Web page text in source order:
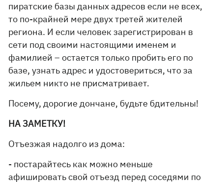
пиратские базы данных адресов если не всех,
то по-крайней мере двух третей жителей
региона. И если человек зарегистрирован в
сети под своими настоящими именем и
фамилией – остается только пробить его по
базе, узнать адрес и удостовериться, что за
жильем никто не присматривает.
Посему, дорогие дончане, будьте бдительны!
НА ЗАМЕТКУ!
Отъезжая надолго из дома:
- постарайтесь как можно меньше
афишировать свой отъезд перед соседями по